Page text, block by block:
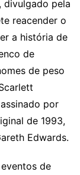
divulgado pela
reacender o
a história de
de
de peso
por
de 1993,
Edwards.
de